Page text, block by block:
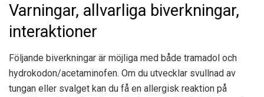
Varningar, allvarliga biverkningar,
interaktioner
Följande biverkningar är möjliga med både tramadol och
hydrokodon/acetaminofen. Om du utvecklar svullnad av
tungan eller svalget kan du få en allergisk reaktion på